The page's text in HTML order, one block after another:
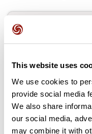
This website uses
We use cookies to
provide social media
We also share
our social media,
may combine it with
Questo percorso non
L'hai già effettuato?